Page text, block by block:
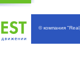
© компания "Real